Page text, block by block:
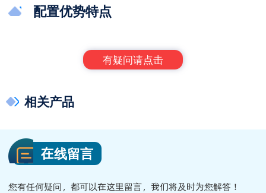
配置优势特点
有疑问请点击
相关产品
在线留言
您有任何疑问，都可以在这里留言，我们将及时为您解答！